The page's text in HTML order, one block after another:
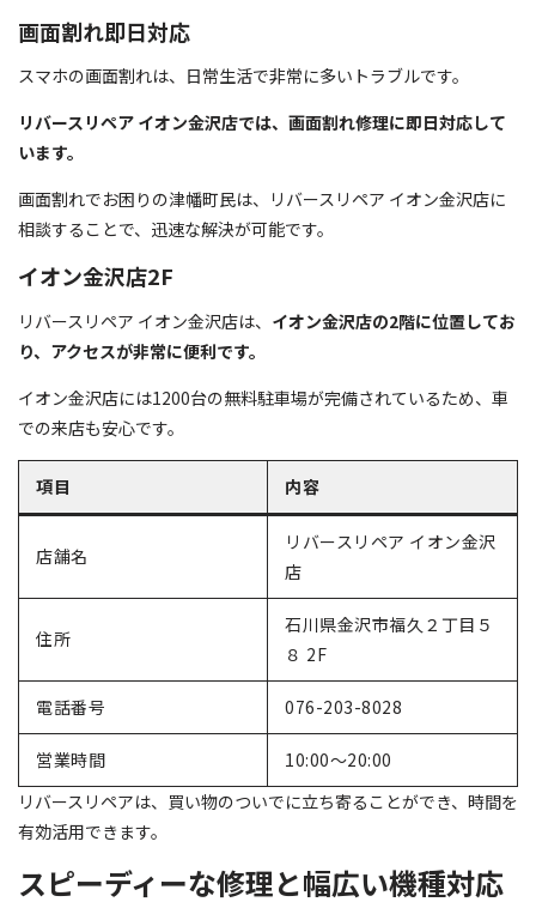
画面割れ即日対応
スマホの画面割れは、日常生活で非常に多いトラブルです。
リバースリペア イオン金沢店では、画面割れ修理に即日対応して
います。
画面割れでお困りの津幡町民は、リバースリペア イオン金沢店に
相談することで、迅速な解決が可能です。
イオン金沢店2F
リバースリペア イオン金沢店は、 イオン金沢店の2階に位置してお
り、アクセスが非常に便利です。
イオン金沢店には1200台の無料駐車場が完備されているため、車
での来店も安心です。
項目 内容
店舗名
リバースリペア イオン金沢
店
住所
石川県金沢市福久２丁目５
８ 2F
電話番号 076-203-8028
営業時間
10:00～20:00
リバースリペアは、買い物のついでに立ち寄ることができ、時間を
有効活用できます。
スピーディーな修理と幅広い機種対応